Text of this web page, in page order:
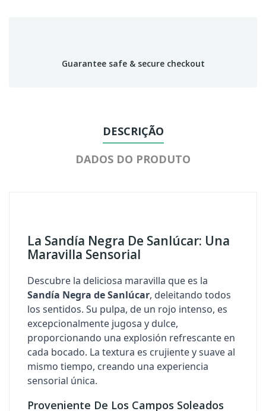
Guarantee safe & secure checkout
DESCRIÇÃO
DADOS DO PRODUTO
La Sandía Negra De Sanlúcar: Una
Maravilla Sensorial
Descubre la deliciosa maravilla que es la
Sandía Negra de Sanlúcar, deleitando todos
los sentidos. Su pulpa, de un rojo intenso, es
excepcionalmente jugosa y dulce,
proporcionando una explosión refrescante en
cada bocado. La textura es crujiente y suave al
mismo tiempo, creando una experiencia
sensorial única.
Proveniente De Los Campos Soleados